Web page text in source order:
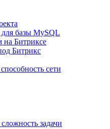
базы MySQL
на Битриксе
Битрикс
сети
задачи